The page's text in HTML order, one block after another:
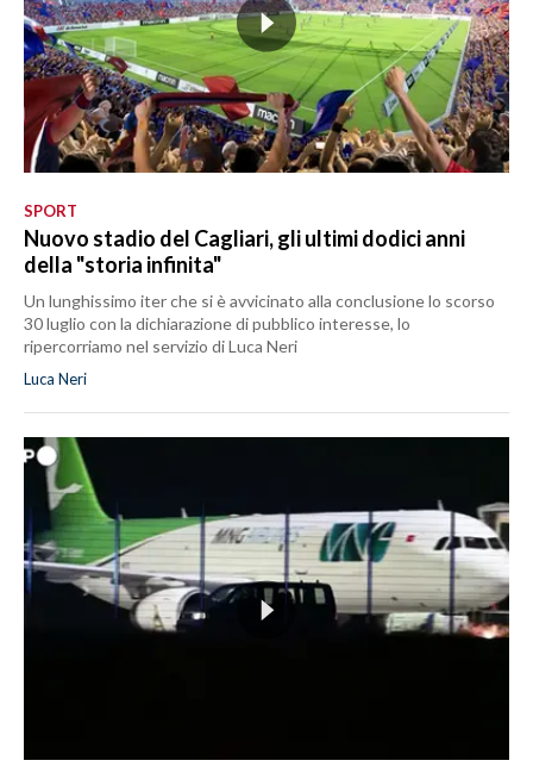
SPORT
Nuovo stadio del Cagliari, gli ultimi dodici anni
della "storia infinita"
Un lunghissimo iter che si è avvicinato alla conclusione lo scorso
30 luglio con la dichiarazione di pubblico interesse, lo
ripercorriamo nel servizio di Luca Neri
Luca Neri